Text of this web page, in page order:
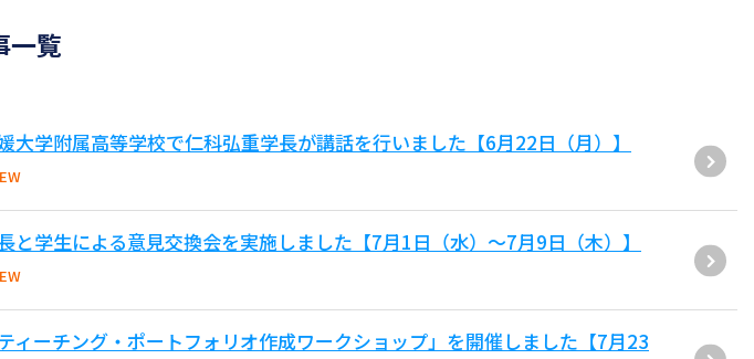
一覧
大学附属高等学校で仁科弘重学長が講話を行いました【6月22日（月）】
と学生による意見交換会を実施しました【7月1日（水）～7月9日（木）】
ティーチング・ポートフォリオ作成ワークショップ」を開催しました【7月23